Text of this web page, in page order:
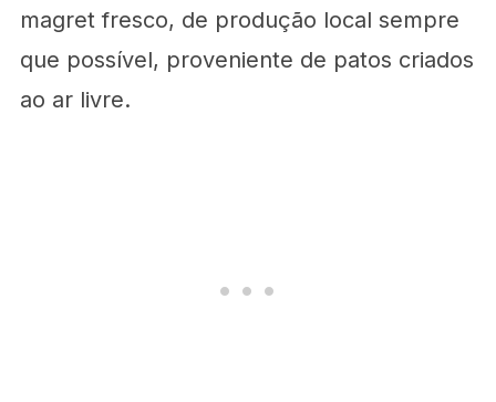
magret fresco, de produção local sempre
que possível, proveniente de patos criados
ao ar livre.